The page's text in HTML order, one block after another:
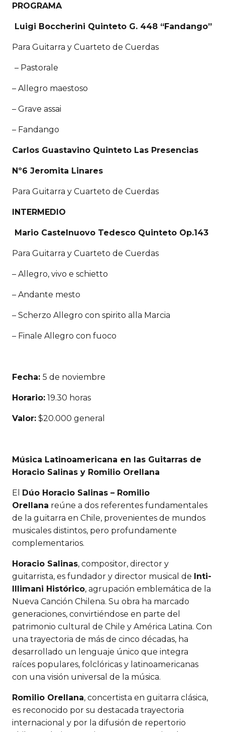
PROGRAMA
Luigi Boccherini​ Quinteto G. 448 “Fandango”
Para Guitarra y Cuarteto de Cuerdas
– Pastorale
– Allegro maestoso
– Grave assai
– Fandango
Carlos Guastavino​ Quinteto Las Presencias
Nº6 Jeromita Linares
​Para Guitarra y Cuarteto de Cuerdas
INTERMEDIO
Mario Castelnuovo Tedesco Quinteto Op.143
Para Guitarra y Cuarteto de Cuerdas
– Allegro, vivo e schietto
– Andante mesto
– Scherzo Allegro con spirito alla Marcia
– Finale Allegro con fuoco
Fecha: 5 de noviembre
Horario: 19.30 horas
Valor: $20.000 general
Música Latinoamericana en las Guitarras de
Horacio Salinas y Romilio Orellana
El Dúo Horacio Salinas – Romilio
Orellana reúne a dos referentes fundamentales
de la guitarra en Chile, provenientes de mundos
musicales distintos, pero profundamente
complementarios.
Horacio Salinas, compositor, director y
guitarrista, es fundador y director musical de Inti-
Illimani Histórico, agrupación emblemática de la
Nueva Canción Chilena. Su obra ha marcado
generaciones, convirtiéndose en parte del
patrimonio cultural de Chile y América Latina. Con
una trayectoria de más de cinco décadas, ha
desarrollado un lenguaje único que integra
raíces populares, folclóricas y latinoamericanas
con una visión universal de la música.
Romilio Orellana, concertista en guitarra clásica,
es reconocido por su destacada trayectoria
internacional y por la difusión de repertorio